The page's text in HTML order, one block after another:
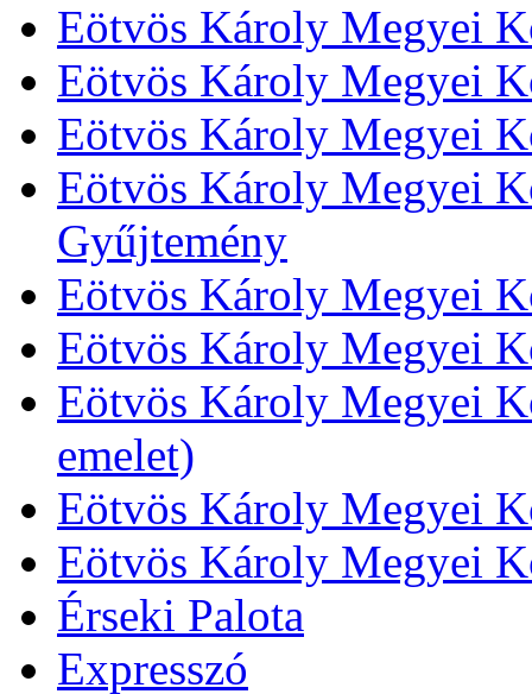
Eötvös Károly Megyei
Eötvös Károly Megyei
Eötvös Károly Megyei
Eötvös Károly Megyei
Gyűjtemény
Eötvös Károly Megyei
Eötvös Károly Megyei
Eötvös Károly Megyei
emelet)
Eötvös Károly Megyei
Eötvös Károly Megyei
Érseki Palota
Expresszó